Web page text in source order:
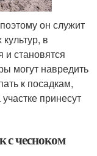
он служит
в
и становятся
могут навредить
к посадкам,
принесут
с чесноком